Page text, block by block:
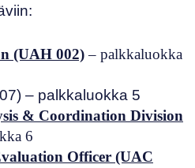
(UAH 002)– palkkaluokka
– palkkaluokka 5
& Coordination Division
6
Officer (UAC